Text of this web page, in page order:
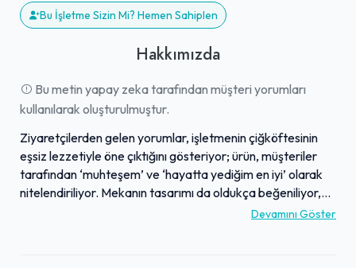
Bu İşletme Sizin Mi? Hemen Sahiplen
Hakkımızda
Bu metin yapay zeka tarafından müşteri yorumları
kullanılarak oluşturulmuştur.
Ziyaretçilerden gelen yorumlar, işletmenin çiğköftesinin
eşsiz lezzetiyle öne çıktığını gösteriyor; ürün, müşteriler
tarafından ‘muhteşem’ ve ‘hayatta yediğim en iyi’ olarak
nitelendiriliyor. Mekanın tasarımı da oldukça beğeniliyor,
'samimi', 'çok hoş' ve 'çok iyi dizayn edilmiş' ifadeleriyle
Devamını Göster